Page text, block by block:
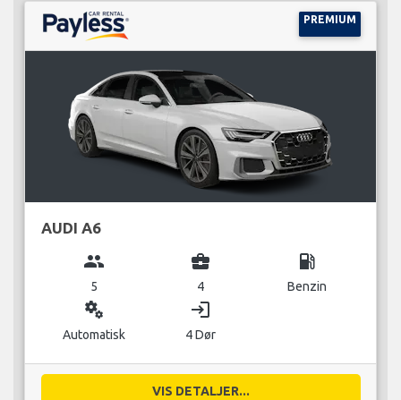
PREMIUM
AUDI A6
group
5
business_center
4
local_gas_station
Benzin
miscellaneous_services
Automatisk
login
4 Dør
VIS DETALJER...